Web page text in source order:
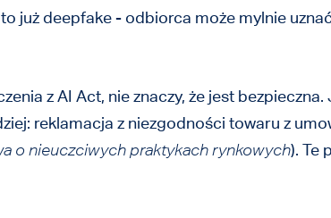
już deepfake - odbiorca może mylnie
z AI Act, nie znaczy, że jest bezpieczna.
reklamacja z niezgodności towaru z
o nieuczciwych praktykach rynkowych). Te